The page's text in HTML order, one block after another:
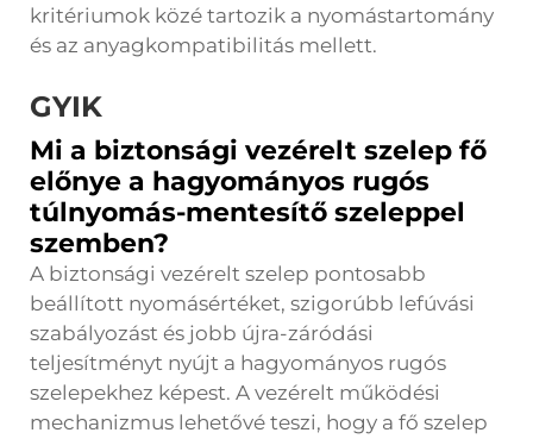
kritériumok közé tartozik a nyomástartomány
és az anyagkompatibilitás mellett.
GYIK
Mi a biztonsági vezérelt szelep fő
előnye a hagyományos rugós
túlnyomás-mentesítő szeleppel
szemben?
A biztonsági vezérelt szelep pontosabb
beállított nyomásértéket, szigorúbb lefúvási
szabályozást és jobb újra-záródási
teljesítményt nyújt a hagyományos rugós
szelepekhez képest. A vezérelt működési
mechanizmus lehetővé teszi, hogy a fő szelep